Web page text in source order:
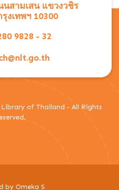
สามเสน แขวงวชิร
งเทพฯ 10300
9828 - 32
of Thailand - All Rights
by Omeka S